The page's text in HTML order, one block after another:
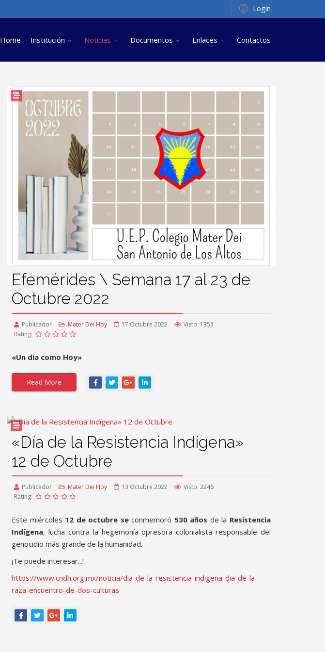
Login
Home Institución Noticias Documentos Enlaces Contactos
Efemérides \ Semana 17 al 23 de
Octubre 2022
Publicador Mater Dei Hoy 17 Octubre 2022
Visto: 1353
Rating:
«Un día como Hoy»
Read More
«Día de la Resistencia Indígena»
12 de Octubre
Publicador Mater Dei Hoy 13 Octubre 2022
Visto: 2246
Rating:
Este miércoles 12 de octubre seconmemoró 530 años de la Resistencia
Indígena, lucha contra la hegemonía opresora colonialista responsable del
genocidio más grande de la humanidad.
¡Te puede interesar...!
https://www.cndh.org.mx/noticia/dia-de-la-resistencia-indigena-dia-de-la-
raza-encuentro-de-dos-culturas